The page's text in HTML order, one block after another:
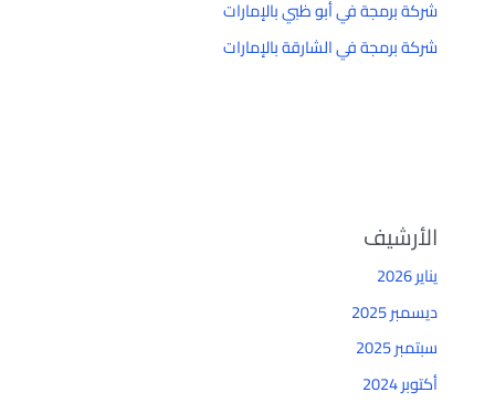
شركة برمجة في أبو ظبي بالإمارات
شركة برمجة في الشارقة بالإمارات
الأرشيف
يناير 2026
ديسمبر 2025
سبتمبر 2025
أكتوبر 2024